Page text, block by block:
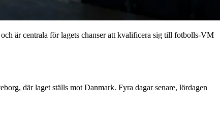
är centrala för lagets chanser att kvalificera sig till fotbolls-VM
där laget ställs mot Danmark. Fyra dagar senare, lördagen